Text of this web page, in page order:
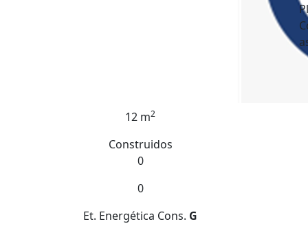
12 m2
Construidos
0
0
Et. Energética Cons. G